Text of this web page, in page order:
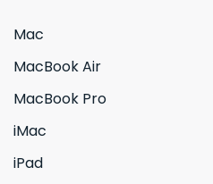
Mac
MacBook Air
MacBook Pro
iMac
iPad